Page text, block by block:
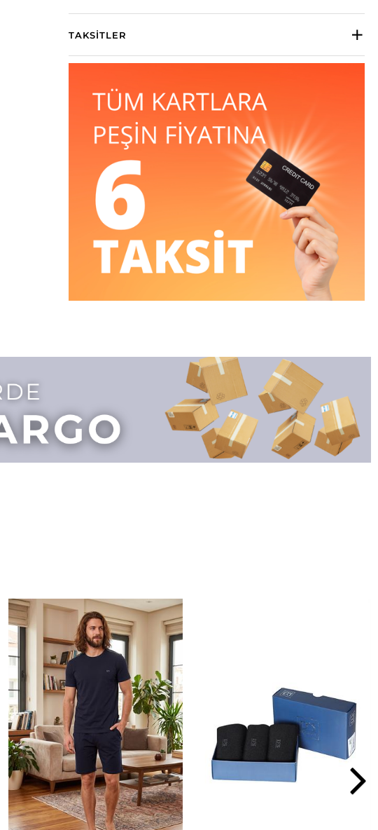
TAKSITLER